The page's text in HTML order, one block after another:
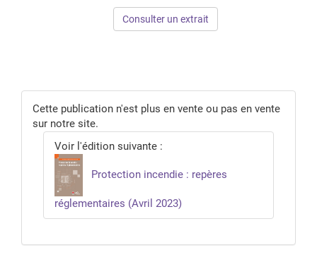
Consulter un extrait
Cette publication n'est plus en vente ou pas en vente
sur notre site.
Voir l'édition suivante :
Protection incendie : repères
réglementaires (Avril 2023)